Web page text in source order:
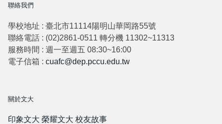
聯絡我們
學校地址 : 臺北市11114陽明山華岡路55號
聯絡電話 : (02)2861-0511 轉分機 11302~11313
服務時間 : 週一至週五 08:30~16:00
電子信箱 : cuafc@dep.pccu.edu.tw
關於文大
印象文大 榮耀文大 校友故事